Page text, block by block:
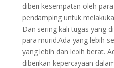
diberi kesempatan oleh
pendamping untuk
Dan sering kali tugas yang
para murid.Ada yang lebih
yang lebih dan lebih berat.
diberikan kepercayaan